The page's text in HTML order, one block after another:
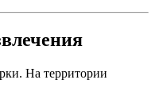
На территории